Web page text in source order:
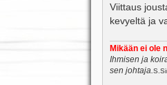
Viittaus
kevyeltä ja
Mikään ei ole
Ihmisen ja
sen johtaja.